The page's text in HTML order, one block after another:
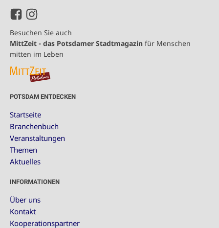
Besuchen Sie auch
MittZeit - das Potsdamer Stadtmagazin für Menschen
mitten im Leben
POTSDAM ENTDECKEN
Startseite
Branchenbuch
Veranstaltungen
Themen
Aktuelles
INFORMATIONEN
Über uns
Kontakt
Kooperationspartner